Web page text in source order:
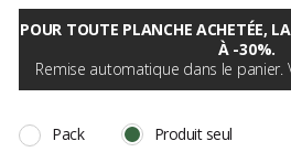
POUR TOUTE PLANCHE ACHETÉE,
À -30%.
Remise automatique dans le panier.
Pack Produit seul